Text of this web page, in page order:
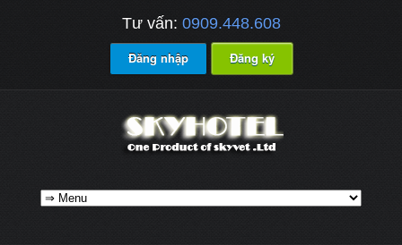
Tư vấn: 0909.448.608
Đăng nhập Đăng ký